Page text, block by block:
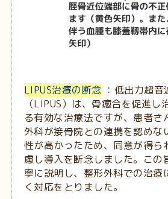
LIPUS治療の断念 ：低出力超
（LIPUS）は、骨癒合を促進し
る有効な治療法ですが、患者さ
外科が接骨院との連携を認めな
性が高かったため、同意が得ら
慮し導入を断念しました。この
寧に説明し、整形外科での治療
く対応をとりました。